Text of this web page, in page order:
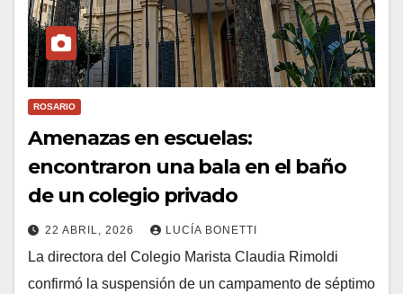
ROSARIO
Amenazas en escuelas:
encontraron una bala en el baño
de un colegio privado
22 ABRIL, 2026 LUCÍA BONETTI
La directora del Colegio Marista Claudia Rimoldi
confirmó la suspensión de un campamento de séptimo